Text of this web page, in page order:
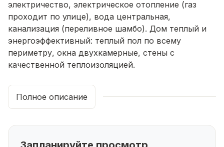
электричество, электрическое отопление (газ
проходит по улице), вода центральная,
канализация (переливное шамбо). Дом теплый и
энергоэффективный: теплый пол по всему
периметру, окна двухкамерные, стены с
качественной теплоизоляцией.
стены — декоративная штукатурка и фотообои,
установлены межкомнатные двери, в сауне -
Планировка: тамбур с остеклением, просторная
Полное описание